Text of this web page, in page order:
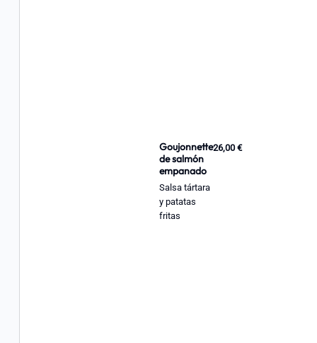
Goujonnette
de salmón
empanado
Salsa tártara
y patatas
fritas
26,00 €